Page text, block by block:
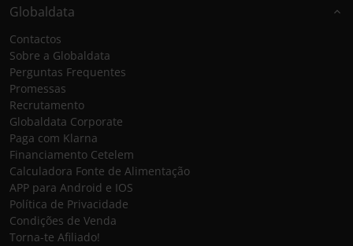
Globaldata
Contactos
Sobre a Globaldata
Perguntas Frequentes
Promessas
Recrutamento
Globaldata Corporate
Paga com Klarna
Financiamento Cetelem
Calculadora Fonte de Alimentação
APP para Android e IOS
Política de Privacidade
Condições de Venda
Torna-te Afiliado!